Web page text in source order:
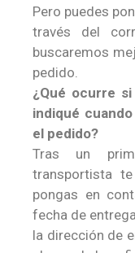
Pero puedes
través del
buscaremos
pedido.
¿Qué ocurre
indiqué
el pedido?
Tras un
transportista
pongas en
fecha de
la dirección de